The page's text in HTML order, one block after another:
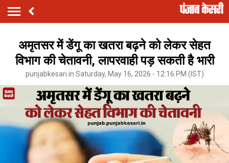
अमृतसर में डेंगू का खतरा बढ़ने को लेकर सेहत
विभाग की चेतावनी, लापरवाही पड़ सकती है भारी
punjabkesari.in Saturday, May 16, 2026 - 12:16 PM (IST)